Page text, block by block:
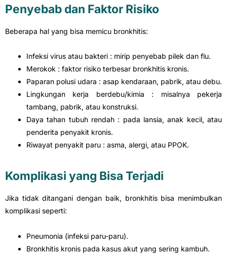
Penyebab dan Faktor Risiko
Beberapa hal yang bisa memicu bronkhitis:
Infeksi virus atau bakteri : mirip penyebab pilek dan flu.
Merokok : faktor risiko terbesar bronkhitis kronis.
Paparan polusi udara : asap kendaraan, pabrik, atau debu.
Lingkungan kerja berdebu/kimia : misalnya pekerja
tambang, pabrik, atau konstruksi.
Daya tahan tubuh rendah : pada lansia, anak kecil, atau
penderita penyakit kronis.
Riwayat penyakit paru : asma, alergi, atau PPOK.
Komplikasi yang Bisa Terjadi
Jika tidak ditangani dengan baik, bronkhitis bisa menimbulkan
komplikasi seperti:
Pneumonia (infeksi paru-paru).
Bronkhitis kronis pada kasus akut yang sering kambuh.